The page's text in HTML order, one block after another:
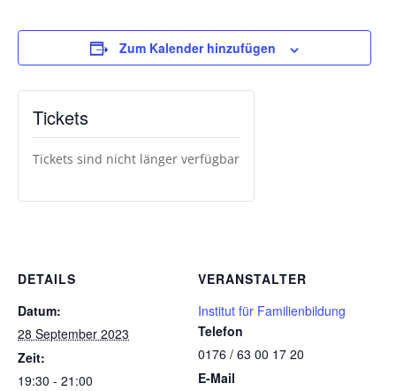
Zum Kalender hinzufügen
DETAILS
Datum:
28 September 2023
Zeit:
19:30 - 21:00
VERANSTALTER
Institut für Familienbildung
Telefon
0176 / 63 00 17 20
E-Mail
Tickets
Tickets sind nicht länger verfügbar